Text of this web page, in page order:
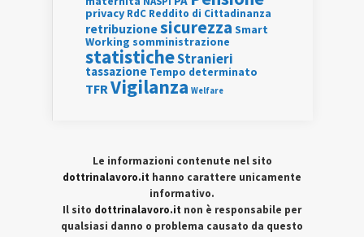
privacy RdC Reddito di Cittadinanza
retribuzionesicurezza Smart
Working somministrazione
statisticheStranieri
tassazione Tempo determinato
TFRVigilanza Welfare
Le informazioni contenute nel sito
dottrinalavoro.it hanno carattere unicamente
informativo.
Il sito dottrinalavoro.it non è responsabile per
qualsiasi danno o problema causato da questo